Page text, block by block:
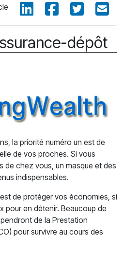
dépôt
la priorité numéro un est de
de vos proches. Si vous
de chez vous, un masque et des
indispensables.
de protéger vos économies, si
pour en détenir. Beaucoup de
de la Prestation
pour survivre au cours des